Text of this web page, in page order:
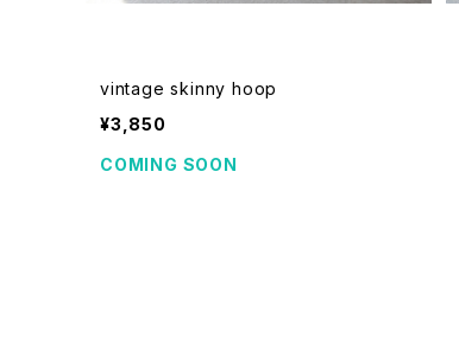
vintage skinny hoop
¥3,850
COMING SOON